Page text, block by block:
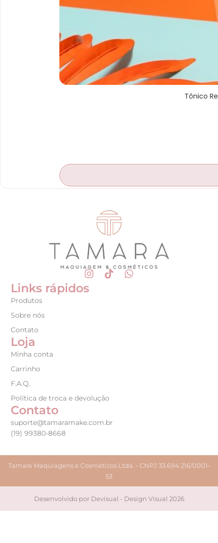
Tônico
Links rápidos
Produtos
Sobre nós
Contato
Loja
Minha conta
Carrinho
F.A.Q.
Política de troca e devolução
Contato
suporte@tamaramake.com.br
(19) 99380-8668
Tamara Maquiagens e Cosméticos Ltda. - CNPJ 33.694.216/0001-
53
Desenvolvido por Devisual - Design Visual 2026